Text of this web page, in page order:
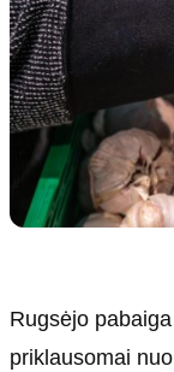
Tvari mada
Redakcija
Apie mus
Autoriai
Kontaktai
Rugsėjo
priklausomai